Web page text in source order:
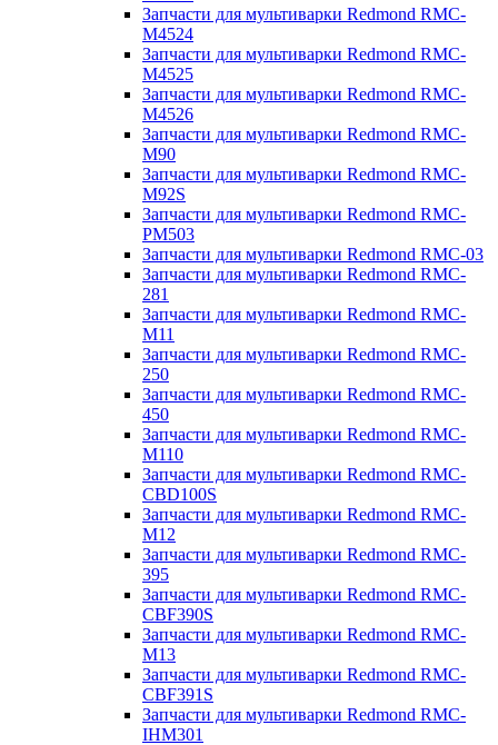
Запчасти для мультиварки Redmond RMC-
M4524
Запчасти для мультиварки Redmond RMC-
M4525
Запчасти для мультиварки Redmond RMC-
M4526
Запчасти для мультиварки Redmond RMC-
M90
Запчасти для мультиварки Redmond RMC-
M92S
Запчасти для мультиварки Redmond RMC-
PM503
Запчасти для мультиварки Redmond RMC-03
Запчасти для мультиварки Redmond RMC-
281
Запчасти для мультиварки Redmond RMC-
M11
Запчасти для мультиварки Redmond RMC-
250
Запчасти для мультиварки Redmond RMC-
450
Запчасти для мультиварки Redmond RMC-
M110
Запчасти для мультиварки Redmond RMC-
CBD100S
Запчасти для мультиварки Redmond RMC-
M12
Запчасти для мультиварки Redmond RMC-
395
Запчасти для мультиварки Redmond RMC-
CBF390S
Запчасти для мультиварки Redmond RMC-
M13
Запчасти для мультиварки Redmond RMC-
CBF391S
Запчасти для мультиварки Redmond RMC-
IHM301